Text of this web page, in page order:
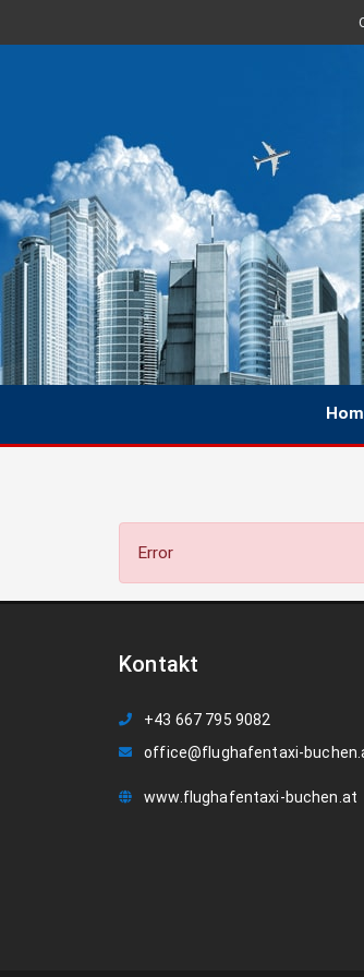
Error
Kontakt
+43 667 795 9082
office@flughafentaxi-
www.flughafentaxi-buchen.at